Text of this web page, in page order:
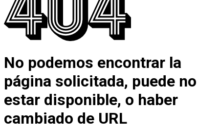
No podemos encontrar la
página solicitada, puede no
estar disponible, o haber
cambiado de URL